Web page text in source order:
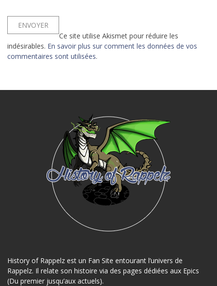
Ce site utilise Akismet pour réduire les
indésirables. En savoir plus sur comment les données de vos
commentaires sont utilisées.
History of Rappelz est un Fan Site entourant l’univers de
Rappelz. Il relate son histoire via des pages dédiées aux Epics
(Du premier jusqu’aux actuels).